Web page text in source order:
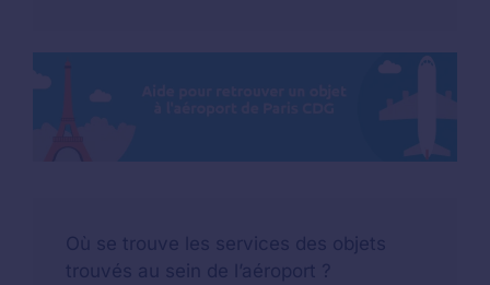
Où se trouve les services des objets
trouvés au sein de l’aéroport ?